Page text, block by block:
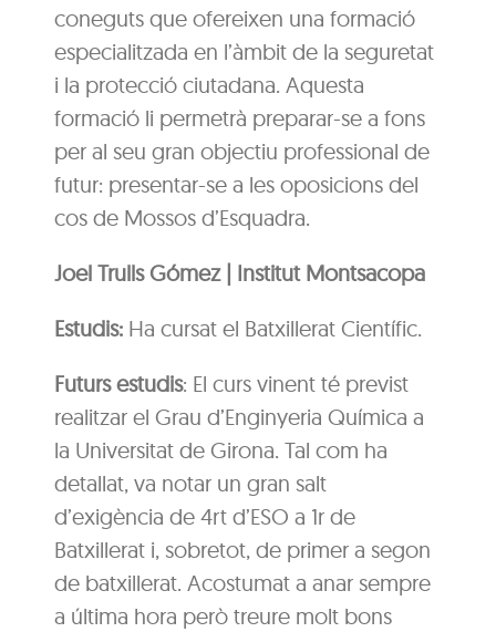
coneguts que ofereixen una formació
especialitzada en l’àmbit de la seguretat
i la protecció ciutadana. Aquesta
formació li permetrà preparar-se a fons
per al seu gran objectiu professional de
futur: presentar-se a les oposicions del
cos de Mossos d’Esquadra.
Joel Trulls Gómez | Institut Montsacopa
Estudis: Ha cursat el Batxillerat Científic.
Futurs estudis: El curs vinent té previst
realitzar el Grau d’Enginyeria Química a
la Universitat de Girona. Tal com ha
detallat, va notar un gran salt
d’exigència de 4rt d’ESO a 1r de
Batxillerat i, sobretot, de primer a segon
de batxillerat. Acostumat a anar sempre
a última hora però treure molt bons